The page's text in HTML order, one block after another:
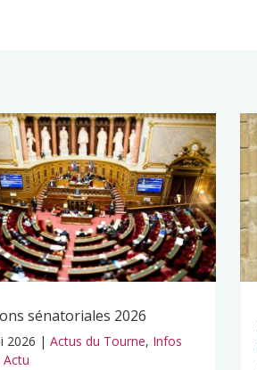
sénatoriales 2026
2026 | Actus du Tourne, Infos